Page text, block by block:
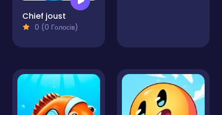
Chief joust
0 (0 Голосів)